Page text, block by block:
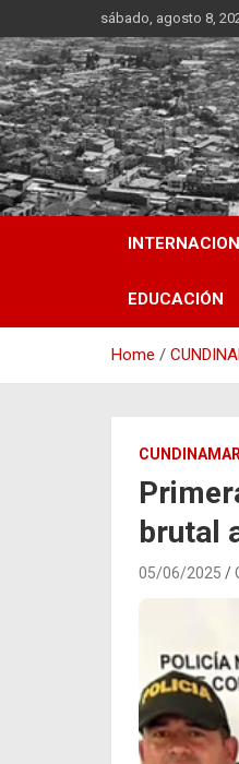
to
content
sábado, agosto 8,
EDUCACIÓN
Home
brutal
05/06/2025